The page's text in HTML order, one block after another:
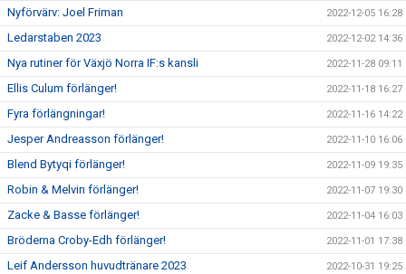
Nyförvärv: Joel Friman 2022-12-05 16:28
Ledarstaben 2023 2022-12-02 14:36
Nya rutiner för Växjö Norra IF:s kansli 2022-11-28 09:11
Ellis Culum förlänger! 2022-11-18 16:27
Fyra förlängningar! 2022-11-16 14:22
Jesper Andreasson förlänger! 2022-11-10 16:06
Blend Bytyqi förlänger! 2022-11-09 19:35
Robin & Melvin förlänger! 2022-11-07 19:30
Zacke & Basse förlänger! 2022-11-04 16:03
Bröderna Croby-Edh förlänger! 2022-11-01 17:38
Leif Andersson huvudtränare 2023 2022-10-31 19:25